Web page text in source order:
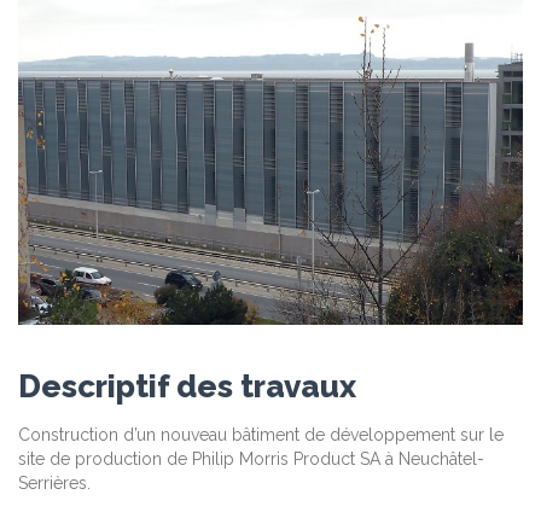
Descriptif des travaux
Construction d’un nouveau bâtiment de développement sur le
site de production de Philip Morris Product SA à Neuchâtel-
Serrières.